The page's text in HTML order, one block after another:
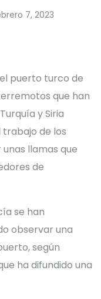
7, 2023
puerto turco de
que han
y Siria
de los
llamas que
de
se han
observar una
según
ha difundido una